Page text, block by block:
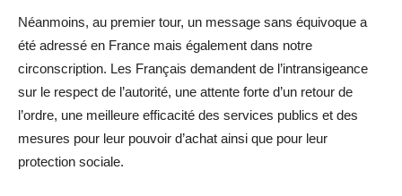
Néanmoins, au premier tour, un message sans équivoque a
été adressé en France mais également dans notre
circonscription. Les Français demandent de l’intransigeance
sur le respect de l’autorité, une attente forte d’un retour de
l’ordre, une meilleure efficacité des services publics et des
mesures pour leur pouvoir d’achat ainsi que pour leur
protection sociale.